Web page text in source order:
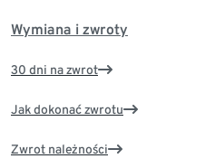
Wymiana i zwroty
30 dni na zwrot
Jak dokonać zwrotu
Zwrot należności